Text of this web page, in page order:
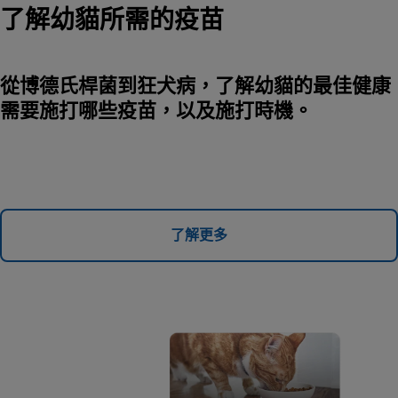
了解幼貓所需的疫苗
從博德氏桿菌到狂犬病，了解幼貓的最佳健康
需要施打哪些疫苗，以及施打時機。
了解更多